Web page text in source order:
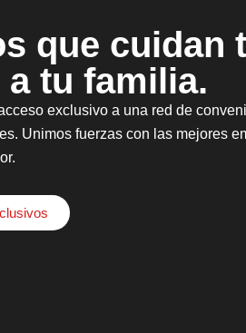
que cuidan
tu familia.
exclusivo a una red de
Unimos fuerzas con las mejores